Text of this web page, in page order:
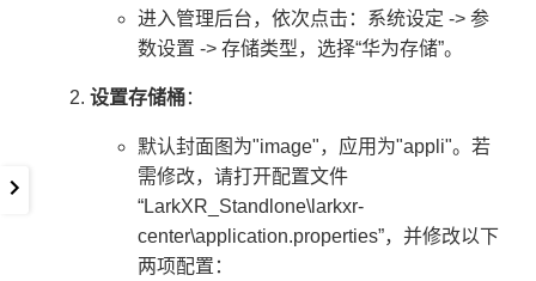
进入管理后台，依次点击：系统设定 -> 参
数设置 -> 存储类型，选择“华为存储”。
设置存储桶：
默认封面图为"image"，应用为"appli"。若
需修改，请打开配置文件
“LarkXR_Standlone\larkxr-
center\application.properties”，并修改以下
两项配置：